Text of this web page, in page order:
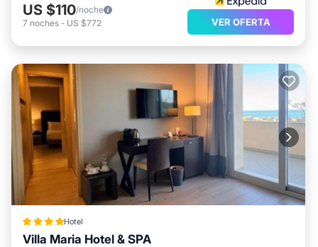
US $110/noche
7 noches - US $772 VER OFERTA
Hotel
Villa Maria Hotel & SPA